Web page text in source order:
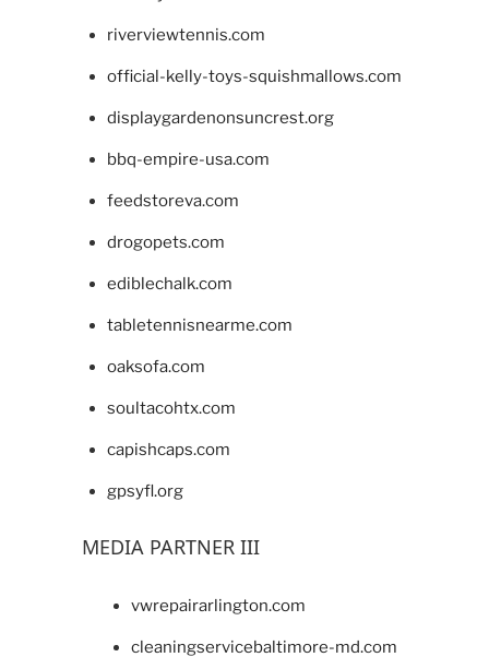
riverviewtennis.com
official-kelly-toys-squishmallows.com
displaygardenonsuncrest.org
bbq-empire-usa.com
feedstoreva.com
drogopets.com
ediblechalk.com
tabletennisnearme.com
oaksofa.com
soultacohtx.com
capishcaps.com
gpsyfl.org
MEDIA PARTNER III
vwrepairarlington.com
cleaningservicebaltimore-md.com